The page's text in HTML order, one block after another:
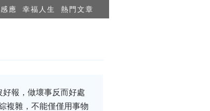
應 幸福人生 熱門文章
報，做壞事反而好處
複雜，不能僅僅用事物